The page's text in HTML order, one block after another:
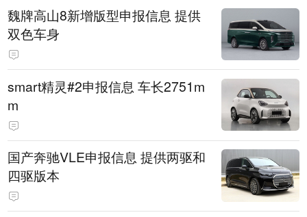
魏牌高山8新增版型申报信息 提供
双色车身
smart精灵#2申报信息 车长2751m
m
国产奔驰VLE申报信息 提供两驱和
四驱版本